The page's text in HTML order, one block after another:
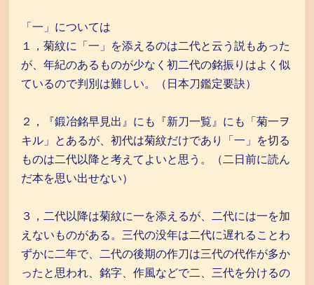
「一」については
１，菊紋に「一」を添えるのは二代と云う説もあった
が、年紀のあるものが少なく初二代の銘振りはよく似
ているので判別は難しい。（日本刀鑑定要訣）
２，『鍛冶銘早見出』にも『新刀一覧』にも「菊一ヲ
キル」とあるが、初代は菊紋だけであり「一」を切る
ものは二代以降と考えてよいと思う。（二日前に読ん
だ本を思い出せない）
３，二代以降は菊紋に一を添えるが、二代には一を加
えないものがある。三代の没年は二代に遅れることわ
ずかに二年で、二代の後期の作刀は三代の代作が多か
ったと思われ、銘字、作風などで二、三代を分けるの